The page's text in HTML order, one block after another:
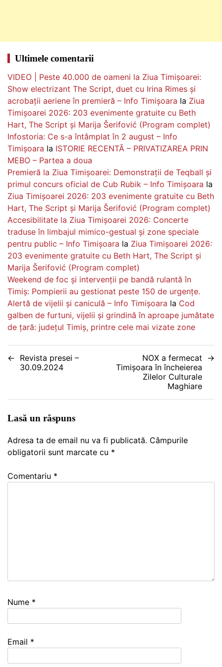
Ultimele comentarii
VIDEO | Peste 40.000 de oameni la Ziua Timișoarei:
Show electrizant The Script, duet cu Irina Rimes și
acrobații aeriene în premieră – Info Timișoara la Ziua
Timișoarei 2026: 203 evenimente gratuite cu Beth
Hart, The Script și Marija Šerifović (Program complet)
Infostoria: Ce s-a întâmplat în 2 august – Info
Timișoara la ISTORIE RECENTĂ – PRIVATIZAREA PRIN
MEBO – Partea a doua
Premieră la Ziua Timișoarei: Demonstrații de Teqball și
primul concurs oficial de Cub Rubik – Info Timișoara la
Ziua Timișoarei 2026: 203 evenimente gratuite cu Beth
Hart, The Script și Marija Šerifović (Program complet)
Accesibilitate la Ziua Timișoarei 2026: Concerte
traduse în limbajul mimico-gestual și zone speciale
pentru public – Info Timișoara la Ziua Timișoarei 2026:
203 evenimente gratuite cu Beth Hart, The Script și
Marija Šerifović (Program complet)
Weekend de foc și intervenții pe bandă rulantă în
Timiș: Pompierii au gestionat peste 150 de urgențe.
Alertă de vijelii și caniculă – Info Timișoara la Cod
galben de furtuni, vijelii și grindină în aproape jumătate
de țară: județul Timiș, printre cele mai vizate zone
Navigare
Revista presei –
30.09.2024
NOX a fermecat
Timișoara în încheierea
Zilelor Culturale
Maghiare
Lasă un răspuns
Adresa ta de email nu va fi publicată. Câmpurile
obligatorii sunt marcate cu *
Comentariu *
Nume *
Email *